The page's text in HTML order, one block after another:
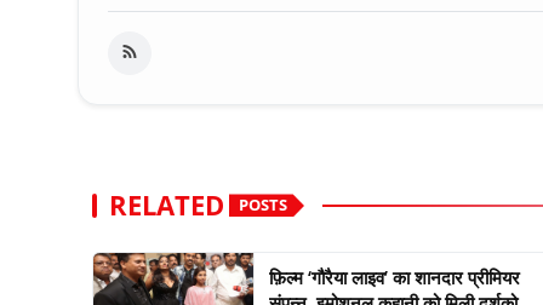
RELATED POSTS
फ़िल्म ‘गौरैया लाइव’ का शानदार प्रीमियर